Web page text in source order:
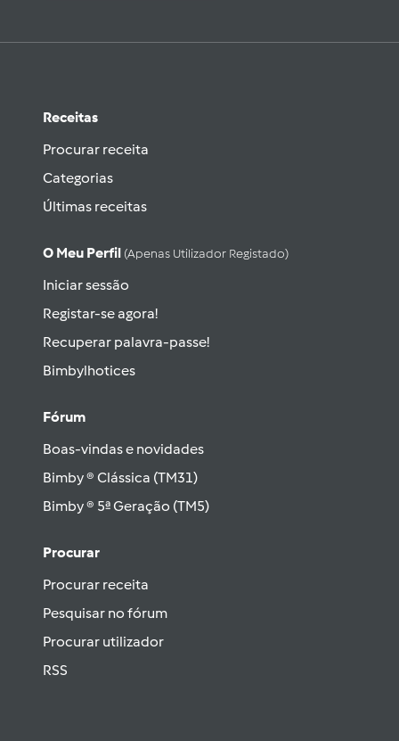
Receitas
Procurar receita
Categorias
Últimas receitas
O Meu Perfil (apenas Utilizador Registado)
Iniciar sessão
Registar-se agora!
Recuperar palavra-passe!
Bimbylhotices
Fórum
Boas-vindas e novidades
Bimby ® Clássica (TM31)
Bimby ® 5ª Geração (TM5)
Procurar
Procurar receita
Pesquisar no fórum
Procurar utilizador
RSS